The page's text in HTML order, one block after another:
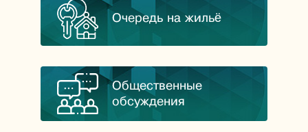
Очередь на жильё
Общественные
обсуждения